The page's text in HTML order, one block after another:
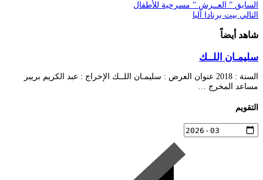
السابق ” العــرش ” مسرحية للأطفال
التالي بيت برنادا آلبا
شاهد أيضاً
سليمـان اللــك
السنة : 2018 عنوان العرض : سليمـان اللــك الإخراج : عبد الكريم بريبر
مساعد المخرج …
التقويم